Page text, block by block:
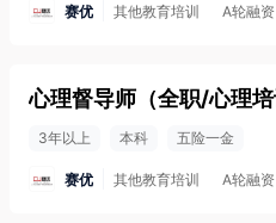
赛优 其他教育培训 A轮融资
3年以上 本科 五险一金
赛优 其他教育培训 A轮融资